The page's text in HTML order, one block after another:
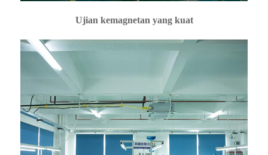
Ujian kemagnetan yang kuat